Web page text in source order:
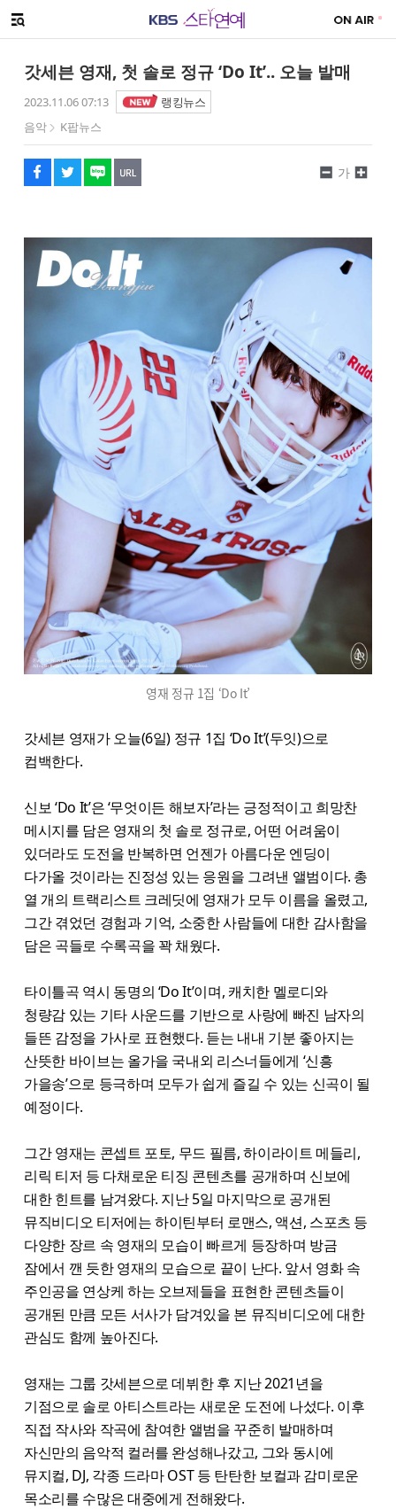
메뉴 열기
갓세븐 영재, 첫 솔로 정규 ‘Do It’.. 오늘 발매
2023.11.06 07:13
랭킹뉴스
음악
K팝뉴스
페이스북
트위터
네이버
URL복사
글씨 작게보기
가
글씨 크게보기
영재 정규 1집 ‘Do It’
갓세븐 영재가 오늘(6일) 정규 1집 ‘Do It’(두잇)으로
컴백한다.
신보 ‘Do It’은 ‘무엇이든 해보자’라는 긍정적이고 희망찬
메시지를 담은 영재의 첫 솔로 정규로, 어떤 어려움이
있더라도 도전을 반복하면 언젠가 아름다운 엔딩이
다가올 것이라는 진정성 있는 응원을 그려낸 앨범이다. 총
열 개의 트랙리스트 크레딧에 영재가 모두 이름을 올렸고,
그간 겪었던 경험과 기억, 소중한 사람들에 대한 감사함을
담은 곡들로 수록곡을 꽉 채웠다.
타이틀곡 역시 동명의 ‘Do It’이며, 캐치한 멜로디와
청량감 있는 기타 사운드를 기반으로 사랑에 빠진 남자의
들뜬 감정을 가사로 표현했다. 듣는 내내 기분 좋아지는
산뜻한 바이브는 올가을 국내외 리스너들에게 ‘신흥
가을송’으로 등극하며 모두가 쉽게 즐길 수 있는 신곡이 될
예정이다.
그간 영재는 콘셉트 포토, 무드 필름, 하이라이트 메들리,
리릭 티저 등 다채로운 티징 콘텐츠를 공개하며 신보에
대한 힌트를 남겨왔다. 지난 5일 마지막으로 공개된
뮤직비디오 티저에는 하이틴부터 로맨스, 액션, 스포츠 등
다양한 장르 속 영재의 모습이 빠르게 등장하며 방금
잠에서 깬 듯한 영재의 모습으로 끝이 난다. 앞서 영화 속
주인공을 연상케 하는 오브제들을 표현한 콘텐츠들이
공개된 만큼 모든 서사가 담겨있을 본 뮤직비디오에 대한
관심도 함께 높아진다.
영재는 그룹 갓세븐으로 데뷔한 후 지난 2021년을
기점으로 솔로 아티스트라는 새로운 도전에 나섰다. 이후
직접 작사와 작곡에 참여한 앨범을 꾸준히 발매하며
자신만의 음악적 컬러를 완성해나갔고, 그와 동시에
뮤지컬, DJ, 각종 드라마 OST 등 탄탄한 보컬과 감미로운
목소리를 수많은 대중에게 전해왔다.